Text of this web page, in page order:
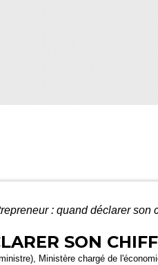
: quand déclarer son
SON
Ministère chargé de